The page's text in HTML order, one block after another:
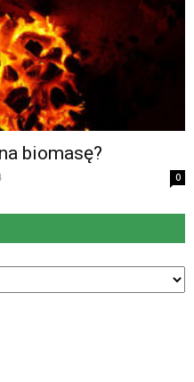
biomasę?
0